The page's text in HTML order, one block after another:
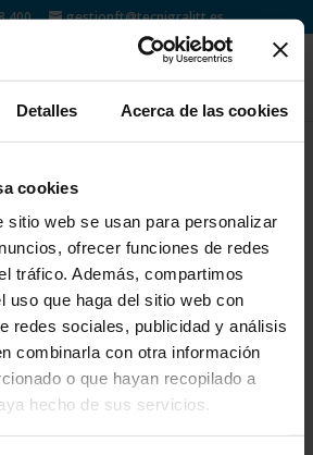
Detalles Acerca de las cookies
cookies
sitio web se usan para personalizar
ofrecer funciones de redes
tráfico. Además, compartimos
uso que haga del sitio web con
redes sociales, publicidad y análisis
combinarla con otra información
o que hayan recopilado a
hecho de sus servicios.
400 gestionft@tecnigralitt.es
categoría
Esta es tu primera entrada.
empieza a escribir!